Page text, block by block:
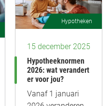
Hypotheken
15 december 2025
Hypotheeknormen
2026: wat verandert
er voor jou?
Vanaf 1 januari